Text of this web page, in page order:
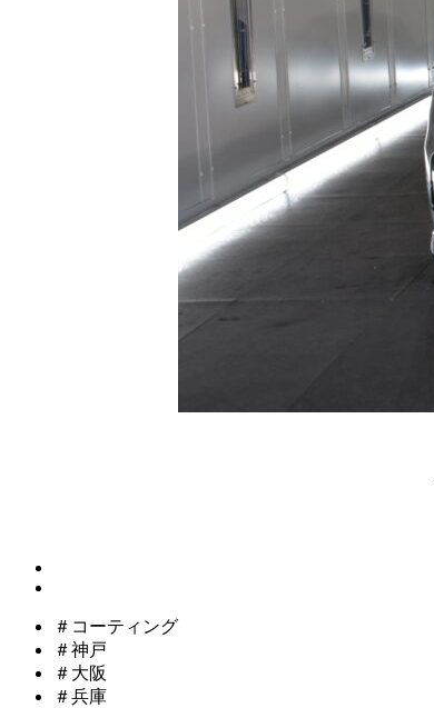
＃コーティング
＃神戸
＃大阪
＃兵庫